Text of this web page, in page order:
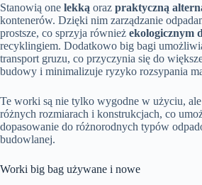
Stanowią one lekką oraz praktyczną
kontenerów. Dzięki nim zarządzanie
prostsze, co sprzyja również ekologicznym
recyklingiem. Dodatkowo big bagi
transport gruzu, co przyczynia się do
budowy i minimalizuje ryzyko rozsypania
Te worki są nie tylko wygodne w użyciu,
różnych rozmiarach i konstrukcjach, co
dopasowanie do różnorodnych typów
budowlanej.
Worki big bag używane i nowe